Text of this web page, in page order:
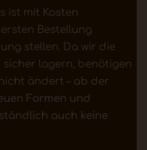
ist mit Kosten
Bestellung
stellen. Da wir die
sicher lagern, benötigen
ändert – ab der
Formen und
auch keine